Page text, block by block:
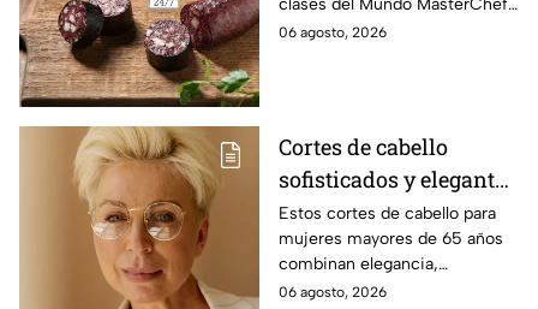
24/7.
06 agosto, 2026
Cortes de cabello
sofisticados y elegantes
para mujeres mayores
de 65 años
Estos cortes de cabello para
mujeres mayores de 65 años
combinan elegancia,
comodidad y estilo, con
06 agosto, 2026